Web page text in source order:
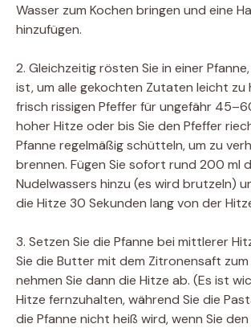
Wasser zum Kochen bringen und eine
hinzufügen.
2. Gleichzeitig rösten Sie in einer
ist, um alle gekochten Zutaten leicht zu
frisch rissigen Pfeffer für ungefähr
hoher Hitze oder bis Sie den Pfeffer
Pfanne regelmäßig schütteln, um zu
brennen. Fügen Sie sofort rund 200 ml
Nudelwassers hinzu (es wird brutzeln)
die Hitze 30 Sekunden lang von der
3. Setzen Sie die Pfanne bei mittlerer
Sie die Butter mit dem Zitronensaft zum
nehmen Sie dann die Hitze ab. (Es ist
Hitze fernzuhalten, während Sie die
die Pfanne nicht heiß wird, wenn Sie